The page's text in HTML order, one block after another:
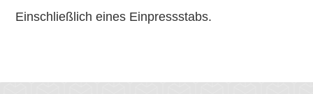
Einschließlich eines Einpressstabs.